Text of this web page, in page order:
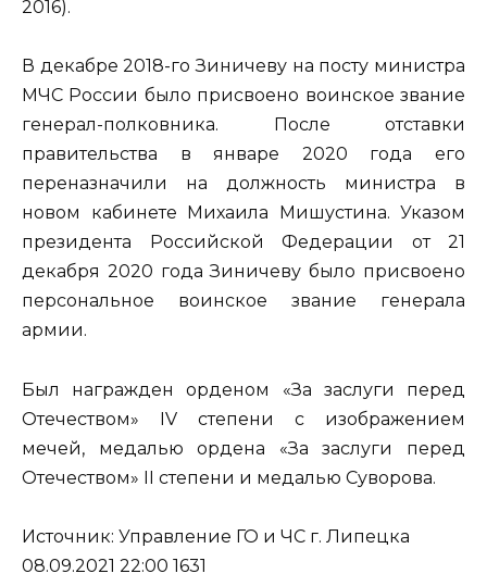
2016).
В декабре 2018-го Зиничеву на посту министра
МЧС России было присвоено воинское звание
генерал-полковника. После отставки
правительства в январе 2020 года его
переназначили на должность министра в
новом кабинете Михаила Мишустина. Указом
президента Российской Федерации от 21
декабря 2020 года Зиничеву было присвоено
персональное воинское звание генерала
армии.
Был награжден орденом «За заслуги перед
Отечеством» IV степени с изображением
мечей, медалью ордена «За заслуги перед
Отечеством» II степени и медалью Суворова.
Источник: Управление ГО и ЧС г. Липецка
08.09.2021 22:00 1631